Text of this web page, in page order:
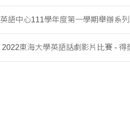
英語中心111學年度第一學期舉辦系
2022東海大學英語話劇影片比賽 - 得